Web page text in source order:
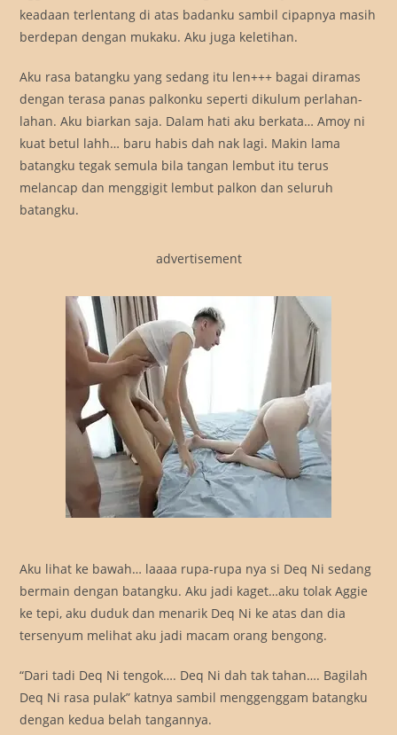
keadaan terlentang di atas badanku sambil cipapnya masih
berdepan dengan mukaku. Aku juga keletihan.
Aku rasa batangku yang sedang itu len+++ bagai diramas
dengan terasa panas palkonku seperti dikulum perlahan-
lahan. Aku biarkan saja. Dalam hati aku berkata… Amoy ni
kuat betul lahh… baru habis dah nak lagi. Makin lama
batangku tegak semula bila tangan lembut itu terus
melancap dan menggigit lembut palkon dan seluruh
batangku.
advertisement
Aku lihat ke bawah… laaaa rupa-rupa nya si Deq Ni sedang
bermain dengan batangku. Aku jadi kaget…aku tolak Aggie
ke tepi, aku duduk dan menarik Deq Ni ke atas dan dia
tersenyum melihat aku jadi macam orang bengong.
“Dari tadi Deq Ni tengok…. Deq Ni dah tak tahan…. Bagilah
Deq Ni rasa pulak” katnya sambil menggenggam batangku
dengan kedua belah tangannya.